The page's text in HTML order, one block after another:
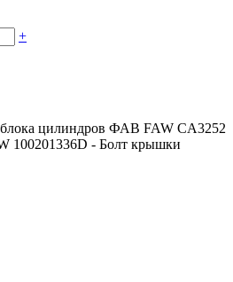
+
блока цилиндров ФАВ FAW CA3252
100201336D - Болт крышки